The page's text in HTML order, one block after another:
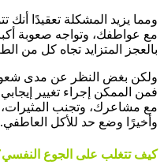
ومما يزيد المشكلة تعقيدًا
مع عواطفك، وتواجه صعوبة
بالعجز المتزايد تجاه كل من
ولكن بغض النظر عن مدى
فمن الممكن إجراء تغيير
مع مشاعرك، وتجنب المثيرات،
وأخيرًا وضع حد للأكل العاطفي.
كيف تتغلب على الجوع